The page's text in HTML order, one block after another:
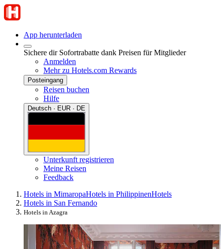
App herunterladen
Sichere dir Sofortrabatte dank Preisen für Mitglieder
Anmelden
Mehr zu Hotels.com Rewards
Posteingang
Reisen buchen
Hilfe
Deutsch · EUR · DE
Unterkunft registrieren
Meine Reisen
Feedback
Hotels in MimaropaHotels in PhilippinenHotels
Hotels in San Fernando
Hotels in Azagra